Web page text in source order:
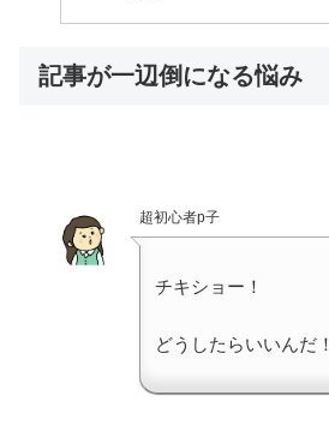
記事が一辺倒になる悩み
超初心者p子
チキショー！
どうしたらいいんだ！